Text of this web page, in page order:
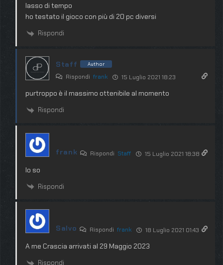
lasso di tempo
ho testato il gioco con più di 20 pc diversi
Rispondi
Staff Author
Rispondi frank 15 Luglio 2021 18:23
purtroppo è il massimo ottenibile al momento
Rispondi
frank Rispondi Staff 15 Luglio 2021 18:38
lo so
Rispondi
Salvo Rispondi frank 18 Luglio 2021 01:43
A me Crascia arrivati al 29 Maggio 2023
Rispondi